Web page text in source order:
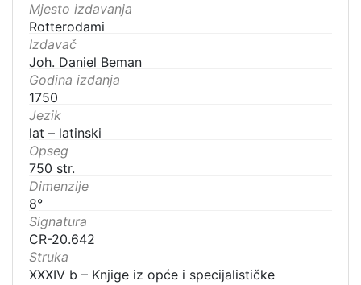
Mjesto izdavanja
Rotterodami
Izdavač
Joh. Daniel Beman
Godina izdanja
1750
Jezik
lat – latinski
Opseg
750 str.
Dimenzije
8°
Signatura
CR-20.642
Struka
XXXIV b – Knjige iz opće i specijalističke